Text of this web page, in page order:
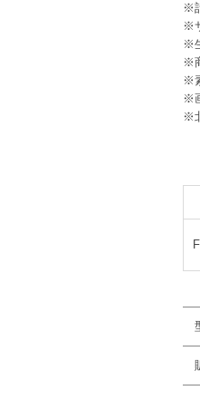
※
※
※
※
※
※
※